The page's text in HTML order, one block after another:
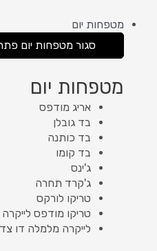
מטפחות יום
סגור מטפחות יום
מטפחות יום
אריג מודפס
בד גובלן
בד כותנה
בד קומו
ג'ינס
ג'קרד תחרה
טריקו לורקס
טריקו מודפס לייקרה
לייקרה מלמלה דו